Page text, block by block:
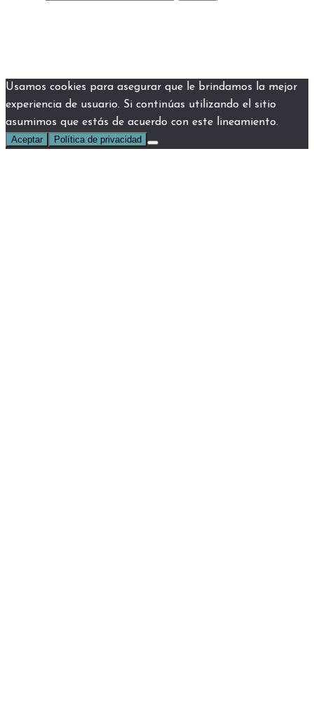
Usamos cookies para asegurar que le brindamos la mejor
experiencia de usuario. Si continúas utilizando el sitio
asumimos que estás de acuerdo con este lineamiento.
Aceptar Política de privacidad